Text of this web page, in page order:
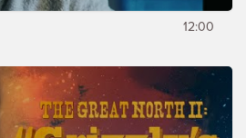
12:00